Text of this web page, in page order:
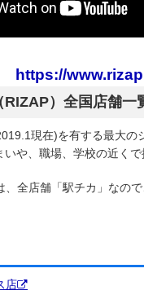
https://
RIZAP）全国店舗一
現在)を有する最大の
いや、職場、学校の近く
、全店舗「駅チカ」なの
店